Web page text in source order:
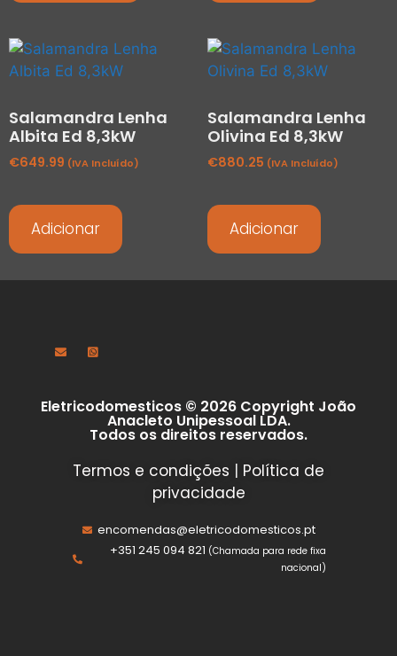
Salamandra Lenha
Albita Ed 8,3kW
€649.99 (IVA Incluído)
Adicionar
Salamandra Lenha
Olivina Ed 8,3kW
€880.25 (IVA Incluído)
Adicionar
Eletricodomesticos © 2026 Copyright João
Anacleto Unipessoal LDA.
Todos os direitos reservados.
Termos e condições | Política de
privacidade
encomendas@eletricodomesticos.pt
+351 245 094 821 (Chamada para rede fixa
nacional)